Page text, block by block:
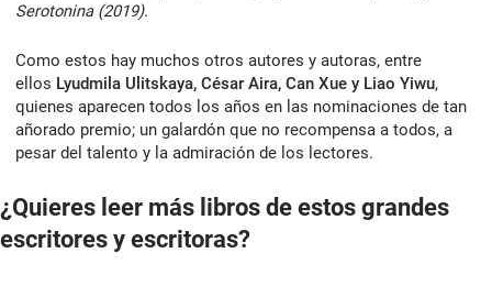
Serotonina (2019).
Como estos hay muchos otros autores y autoras, entre
ellos Lyudmila Ulitskaya, César Aira, Can Xue y Liao Yiwu,
quienes aparecen todos los años en las nominaciones de tan
añorado premio; un galardón que no recompensa a todos, a
pesar del talento y la admiración de los lectores.
¿Quieres leer más libros de estos grandes
escritores y escritoras?